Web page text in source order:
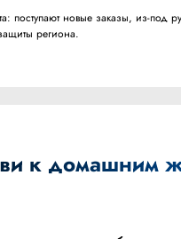
поступают новые заказы, из-под
региона.
к домашним